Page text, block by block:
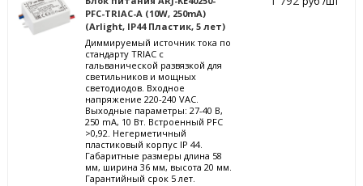
PFC-TRIAC-A (10W, 250mA)
(Arlight, IP44 Пластик, 5 лет)
Диммируемый источник тока по
стандарту TRIAC с
гальванической развязкой для
светильников и мощных
светодиодов. Входное
напряжение 220-240 VAC.
Выходные параметры: 27-40 В,
250 mА, 10 Вт. Встроенный PFC
>0,92. Негерметичный
пластиковый корпус IP 44.
Габаритные размеры длина 58
мм, ширина 36 мм, высота 20 мм.
Гарантийный срок 5 лет.